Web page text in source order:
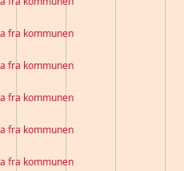
fra kommunen
fra kommunen
fra kommunen
fra kommunen
fra kommunen